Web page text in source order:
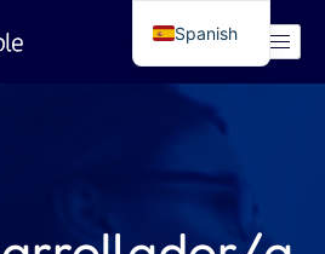
Spanish
English